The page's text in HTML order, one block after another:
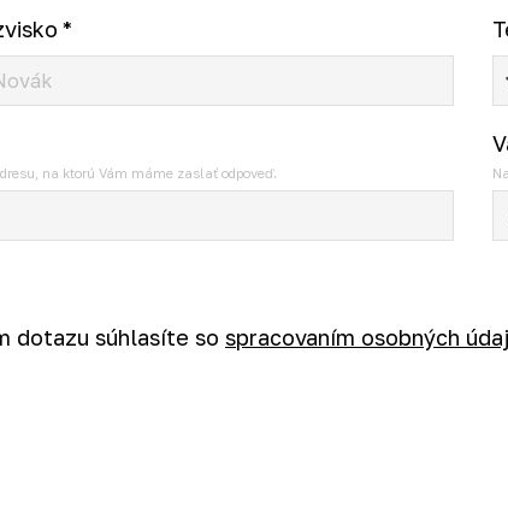
*
na ktorú Vám máme zaslať odpoveď.
dotazu súhlasíte so spracovaním osobných